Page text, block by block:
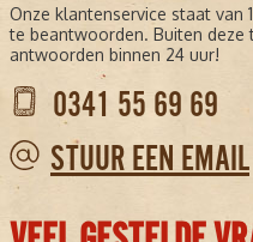
Onze klantenservice staat van
te beantwoorden. Buiten deze
antwoorden binnen 24 uur!
0341 55 69 69
STUUR EEN EMAIL